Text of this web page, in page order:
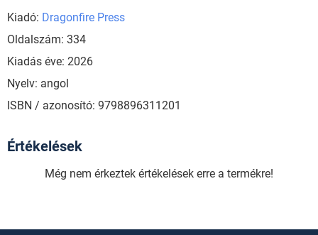
Kiadó: Dragonfire Press
Oldalszám: 334
Kiadás éve: 2026
Nyelv: angol
ISBN / azonosító: 9798896311201
Értékelések
Még nem érkeztek értékelések erre a termékre!